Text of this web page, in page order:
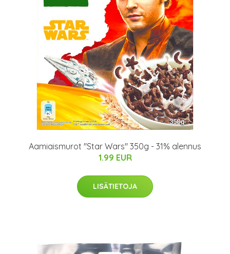
Aamiaismurot "Star Wars" 350g - 31% alennus
1.99 EUR
LISÄTIETOJA